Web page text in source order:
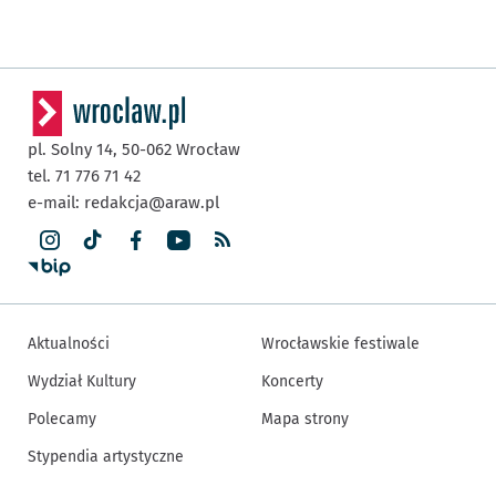
pl. Solny 14, 50-062 Wrocław
tel. 71 776 71 42
e-mail: redakcja@araw.pl
Aktualności
Wydział Kultury
Polecamy
Stypendia artystyczne
Wrocławskie festiwale
Koncerty
Mapa strony